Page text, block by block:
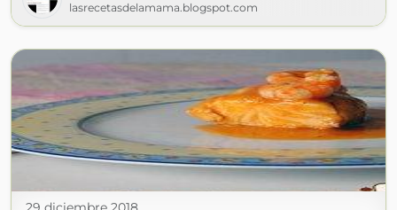
lasrecetasdelamama.blogspot.com